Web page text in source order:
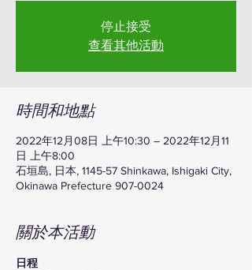
停止接受
查看其他活動
時間和地點
2022年12月08日 上午10:30 – 2022年12月11
日 上午8:00
石垣島, 日本, 1145-57 Shinkawa, Ishigaki City,
Okinawa Prefecture 907-0024
關於本活動
日程